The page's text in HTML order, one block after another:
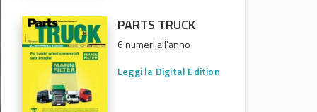
PARTS TRUCK
6 numeri all'anno
Leggi la Digital Edition